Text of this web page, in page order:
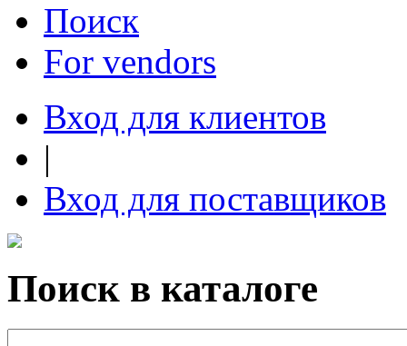
Поиск
For vendors
Вход для клиентов
|
Вход для поставщиков
Поиск в каталоге